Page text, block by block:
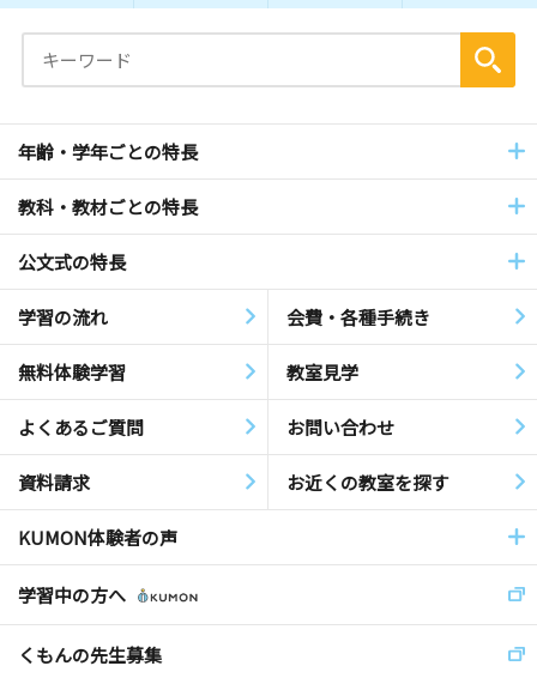
年齢・学年ごとの特長
教科・教材ごとの特長
公文式の特長
学習の流れ 会費・各種手続き
無料体験学習 教室見学
よくあるご質問 お問い合わせ
資料請求 お近くの教室を探す
KUMON体験者の声
学習中の方へ
くもんの先生募集